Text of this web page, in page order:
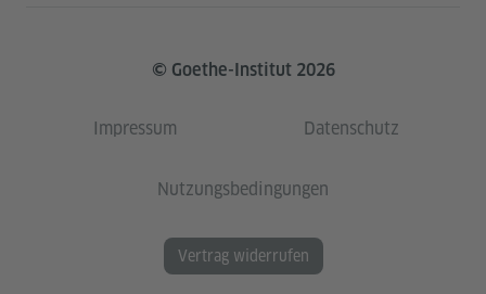
© Goethe-Institut 2026
Impressum Datenschutz
Nutzungsbedingungen
Vertrag widerrufen